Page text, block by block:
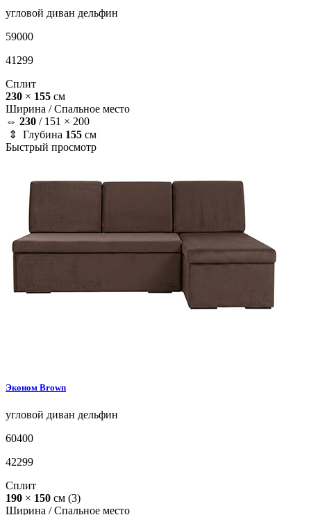
угловой диван дельфин
59000
41299
Сплит
230 × 155 см
Ширина /Спальное место
⇔ 230 / 151 × 200
⇕ Глубина 155 см
Быстрый просмотр
Эконом Brown
угловой диван дельфин
60400
42299
Сплит
190 × 150 см (3)
Ширина /Спальное место